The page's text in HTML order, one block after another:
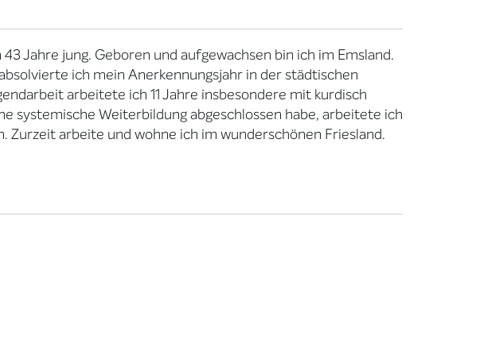
Jahre jung. Geboren und aufgewachsen bin ich im Emsland.
ich mein Anerkennungsjahr in der städtischen
arbeitete ich 11 Jahre insbesondere mit kurdisch
systemische Weiterbildung abgeschlossen habe, arbeitete ich
arbeite und wohne ich im wunderschönen Friesland.